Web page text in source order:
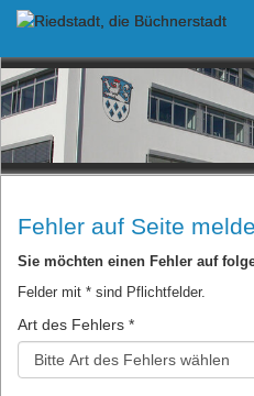
Fehler auf Seite
Sie möchten einen Fehler auf
Felder mit * sind Pflichtfelder.
Art des Fehlers *